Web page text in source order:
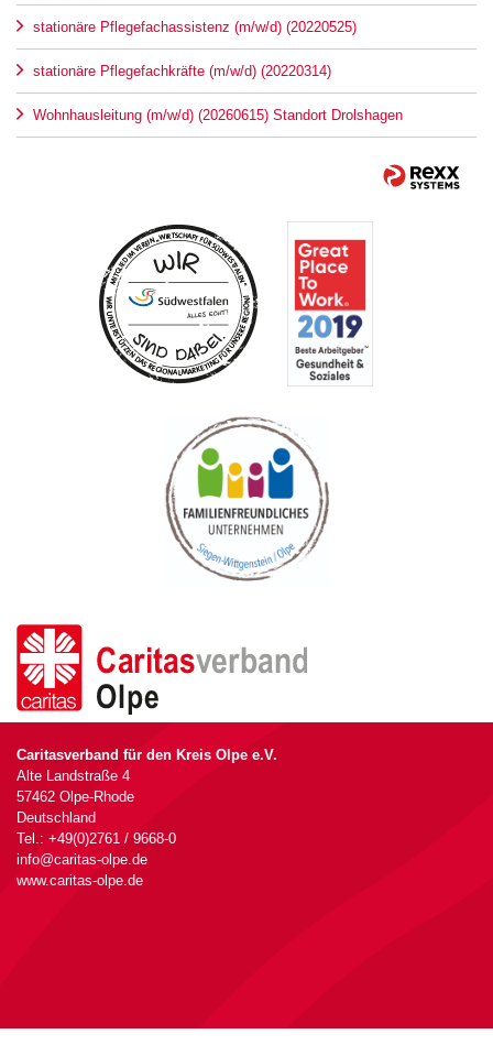
stationäre Pflegefachassistenz (m/w/d) (20220525)
stationäre Pflegefachkräfte (m/w/d) (20220314)
Wohnhausleitung (m/w/d) (20260615) Standort Drolshagen
Caritasverband für den Kreis Olpe e.V.
Alte Landstraße 4
57462 Olpe-Rhode
Deutschland
Tel.: +49(0)2761 / 9668-0
info@caritas-olpe.de
www.caritas-olpe.de